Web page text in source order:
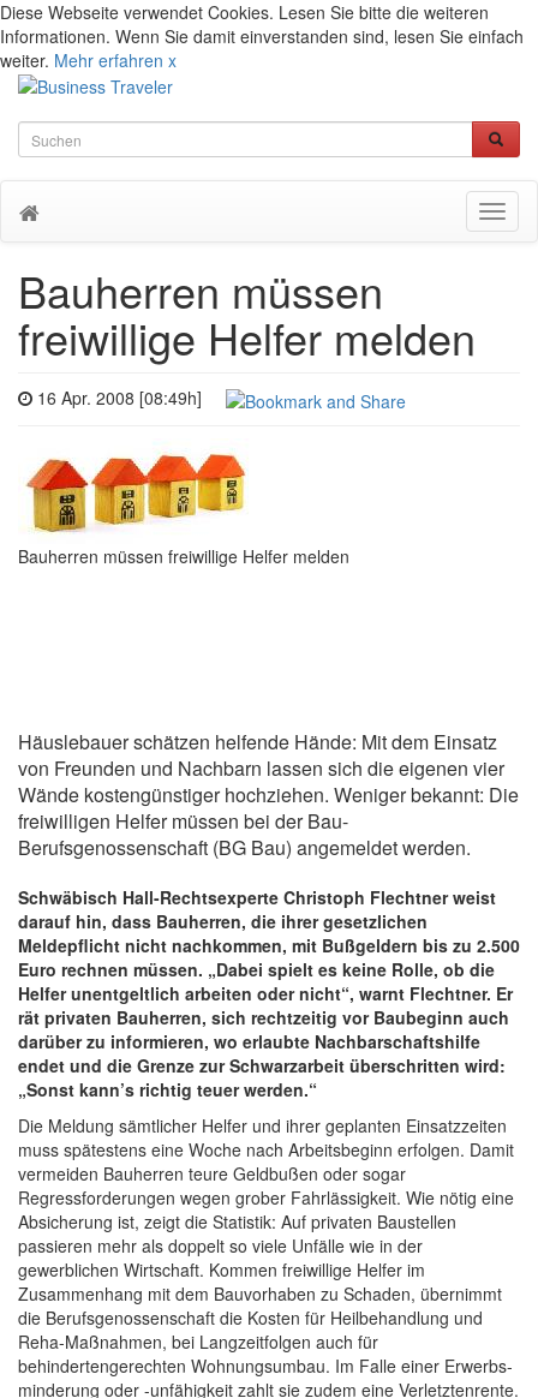
Diese Webseite verwendet Cookies. Lesen Sie bitte die weiteren
Informationen. Wenn Sie damit einverstanden sind, lesen Sie einfach
weiter. Mehr erfahren x
Bauherren müssen
freiwillige Helfer melden
16 Apr. 2008 [08:49h]
Bauherren müssen freiwillige Helfer melden
Häuslebauer schätzen helfende Hände: Mit dem Einsatz
von Freunden und Nachbarn lassen sich die eigenen vier
Wände kostengünstiger hochziehen. Weniger bekannt: Die
frei­willigen Helfer müssen bei der Bau-
Berufsgenossenschaft (BG Bau) an­ge­meldet werden.
Schwäbisch Hall-Rechtsexperte Christoph Flechtner weist
darauf hin, dass Bauherren, die ihrer gesetzlichen
Meldepflicht nicht nachkommen, mit Bußgeldern bis zu 2.500
Euro rechnen müssen. „Dabei spielt es keine Rolle, ob die
Helfer unentgeltlich arbeiten oder nicht“, warnt Flechtner. Er
rät privaten Bauherren, sich rechtzeitig vor Baubeginn auch
darüber zu informieren, wo erlaubte Nachbarschafts­hilfe
endet und die Grenze zur Schwarzarbeit überschritten wird:
„Sonst kann’s richtig teuer werden.“
Die Meldung sämtlicher Helfer und ihrer geplanten Einsatzzeiten
muss spätestens eine Woche nach Arbeitsbeginn erfolgen. Damit
vermeiden Bauherren teure Geldbußen oder sogar
Regressforderungen wegen grober Fahrlässigkeit. Wie nötig eine
Absicherung ist, zeigt die Statistik: Auf privaten Baustellen
passieren mehr als doppelt so viele Unfälle wie in der
gewerblichen Wirtschaft. Kommen freiwillige Helfer im
Zusammenhang mit dem Bauvorhaben zu Schaden, übernimmt
die Berufsgenossenschaft die Kosten für Heilbehandlung und
Reha-Maßnahmen, bei Langzeitfolgen auch für
behindertengerechten Wohnungsumbau. Im Falle einer Erwerbs­
min­derung oder -unfähigkeit zahlt sie zudem eine Verletztenrente.